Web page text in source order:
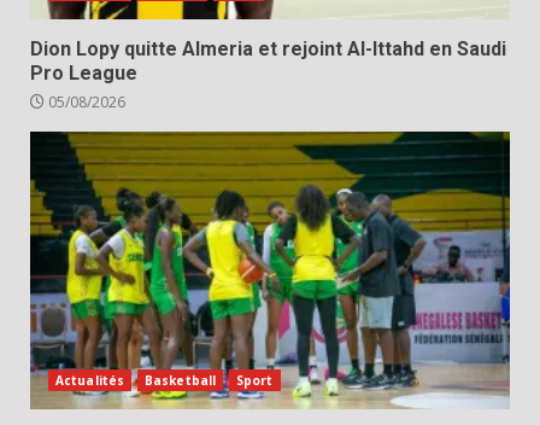
Dion Lopy quitte Almeria et rejoint Al-Ittahd en Saudi
Pro League
05/08/2026
Actualités Basketball Sport